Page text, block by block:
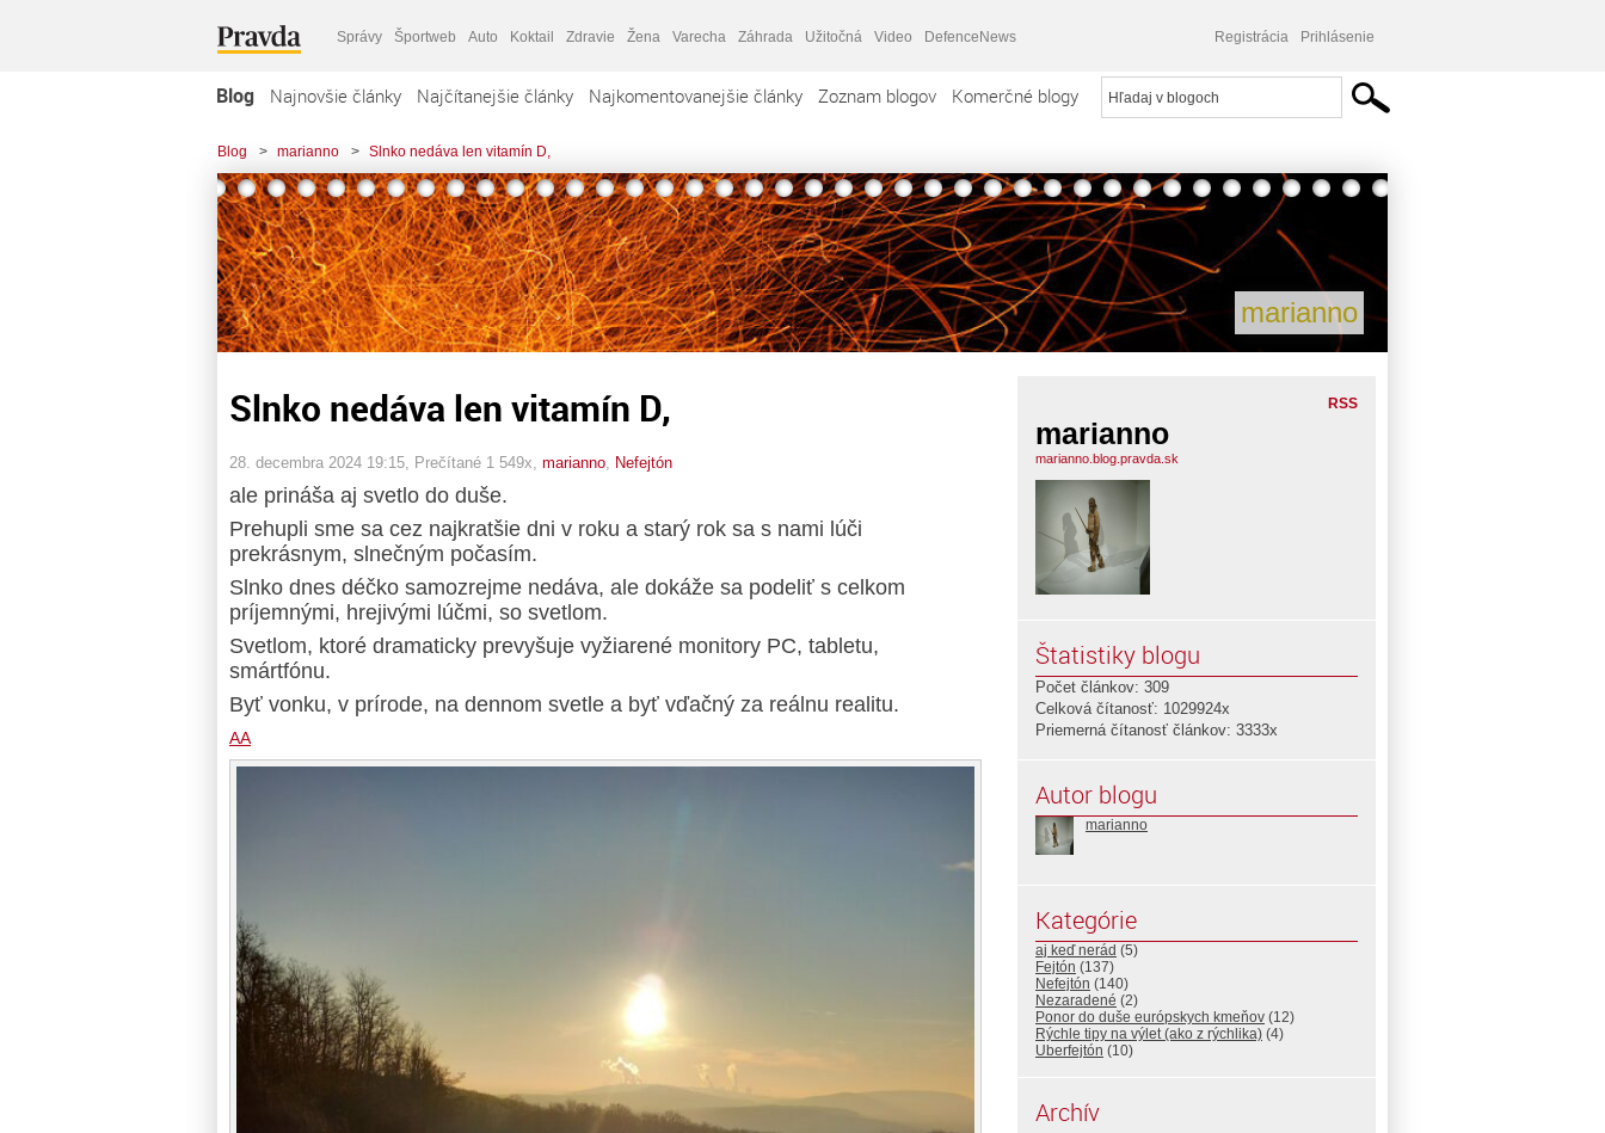
Správy Športweb Auto Koktail Zdravie Žena Varecha Záhrada Užitočná Video DefenceNews Registrácia Prihlásenie
Blog Najnovšie články Najčítanejšie články Najkomentovanejšie články Zoznam blogov Komerčné blogy
Blog > marianno > Slnko nedáva len vitamín D,
marianno
Slnko nedáva len vitamín D,
28. decembra 2024 19:15 , Prečítané 1 549x, marianno Nefejtón
ale prináša aj svetlo do duše.
Prehupli sme sa cez najkratšie dni v roku a starý rok sa s nami lúči
prekrásnym, slnečným počasím.
Slnko dnes déčko samozrejme nedáva, ale dokáže sa podeliť s celkom
príjemnými, hrejivými lúčmi, so svetlom.
Svetlom, ktoré dramaticky prevyšuje vyžiarené monitory PC, tabletu,
smártfónu.
Byť vonku, v prírode, na dennom svetle a byť vďačný za reálnu realitu.
AA
RSS
marianno
marianno.blog.pravda.sk
Štatistiky blogu
Počet článkov: 309
Celková čítanosť: 1029924x
Priemerná čítanosť článkov: 3333x
Autor blogu
marianno
Kategórie
aj keď nerád (5)
Fejtón (137)
Nefejtón (140)
Nezaradené (2)
Ponor do duše európskych kmeňov (12)
Rýchle tipy na výlet (ako z rýchlika) (4)
Uberfejtón (10)
Archív